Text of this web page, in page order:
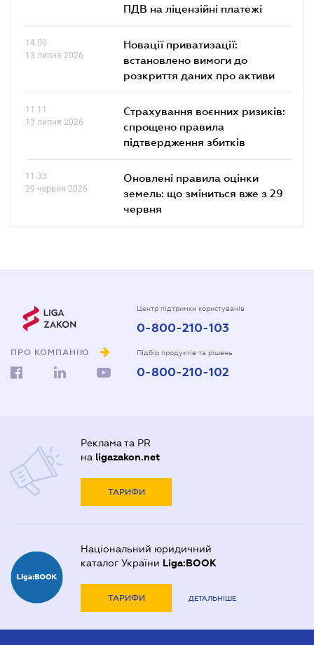
ПДВ на ліцензійні платежі
14.00
13 липня 2026
Новації приватизації:
встановлено вимоги до
розкриття даних про активи
11.11
13 липня 2026
Страхування воєнних ризиків:
спрощено правила
підтвердження збитків
11.33
29 червня 2026
Оновлені правила оцінки
земель: що зміниться вже з 29
червня
ПРО КОМПАНІЮ
Центр підтримки користувачів
0-800-210-103
Підбір продуктів та рішень
0-800-210-102
Реклама та PR
на ligazakon.net
ТАРИФИ
Національний юридичний
каталог України Liga:BOOK
ТАРИФИ ДЕТАЛЬНІШЕ